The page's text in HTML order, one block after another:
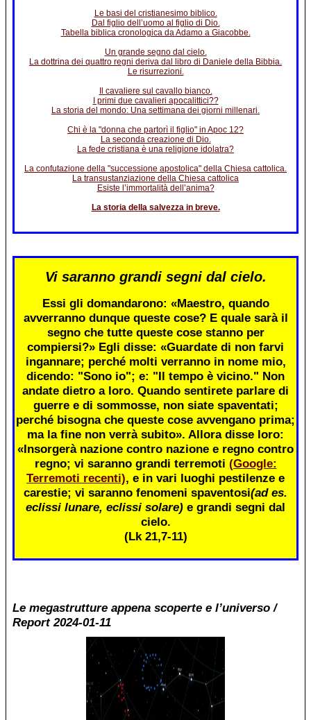
Le basi del cristianesimo biblico.
Dal figlio dell’uomo al figlio di Dio.
Tabella biblica cronologica da Adamo a Giacobbe.
Un grande segno dal cielo.
La dottrina dei quattro regni deriva dal libro di Daniele della Bibbia.
Le risurrezioni.
Il cavaliere sul cavallo bianco.
I primi due cavalieri apocalittici??
La storia del mondo: Una settimana dei giorni millenari.
Chi è la "donna che partorì il figlio" in Apoc 12?
La seconda creazione di Dio.
La fede cristiana è una religione idolatra?
La confutazione della "successione apostolica" della Chiesa cattolica.
La transustanziazione della Chiesa cattolica
Esiste l’immortalità dell’anima?
La storia della salvezza in breve.
Vi saranno grandi segni dal cielo.
Essi gli domandarono: «Maestro, quando
avverranno dunque queste cose? E quale sarà il
segno che tutte queste cose stanno per
compiersi?» Egli disse: «Guardate di non farvi
ingannare; perché molti verranno in nome mio,
dicendo: "Sono io"; e: "Il tempo è vicino." Non
andate dietro a loro. Quando sentirete parlare di
guerre e di sommosse, non siate spaventati;
perché bisogna che queste cose avvengano prima;
ma la fine non verrà subito». Allora disse loro:
«Insorgerà nazione contro nazione e regno contro
regno; vi saranno grandi terremoti (Google:
Terremoti recenti), e in vari luoghi pestilenze e
carestie; vi saranno fenomeni spaventosi(ad es.
eclissi lunare, eclissi solare) e grandi segni dal
cielo.
(Lk 21,7-11)
Le megastrutture appena scoperte e l’universo /
Report 2024-01-11